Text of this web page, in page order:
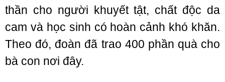
thần cho người khuyết tật, chất độc da
cam và học sinh có hoàn cảnh khó khăn.
Theo đó, đoàn đã trao 400 phần quà cho
bà con nơi đây.